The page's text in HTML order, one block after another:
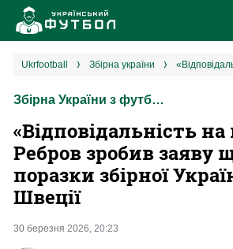
Новини
Збірна
Єврокубки
УПЛ
ukrfootball збірна україни
Збірна України з футболу
«Відповідальність на
Ребров зробив заяву
поразки збірної
Швеції
30 березня 2026, 20:23